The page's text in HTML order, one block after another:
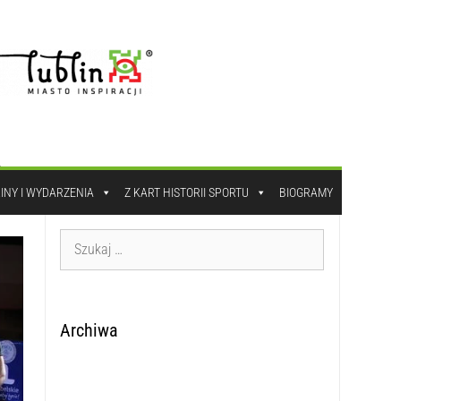
I WYDARZENIA Z KART HISTORII SPORTU BIOGRAMY
Archiwa